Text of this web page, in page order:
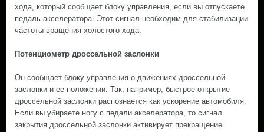
хода, который сообщает блоку управления, если вы отпускаете
педаль акселератора. Этот сигнал необходим для стабилизации
частоты вращения холостого хода.
Потенциометр дроссельной заслонки
Он сообщает блоку управления о движениях дроссельной
заслонки и ее положении. Так, например, быстрое открытие
дроссельной заслонки распознается как ускорение автомобиля.
Если вы убираете ногу с педали акселератора, то сигнал
закрытия дроссельной заслонки активирует прекращение